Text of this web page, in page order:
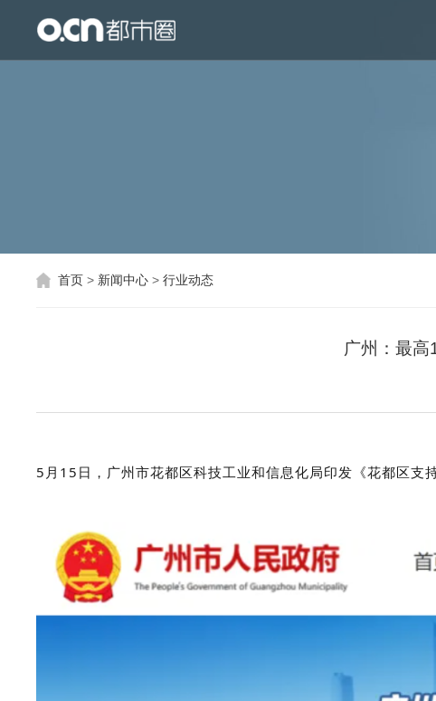
首页 > 新闻中心 > 行业动态
广州：最
5月15日，广州市花都区科技工业和信息化局印发《花都区支